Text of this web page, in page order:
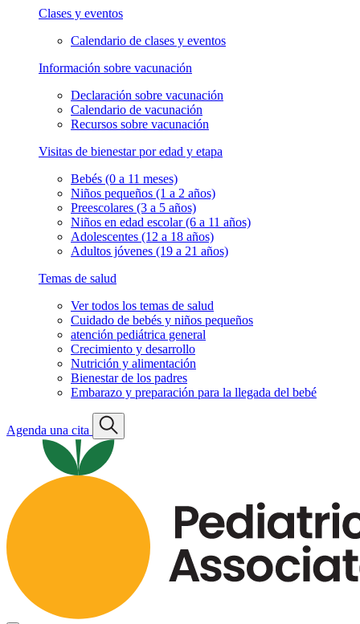
Clases y eventos
Calendario de clases y eventos
Información sobre vacunación
Declaración sobre vacunación
Calendario de vacunación
Recursos sobre vacunación
Visitas de bienestar por edad y etapa
Bebés (0 a 11 meses)
Niños pequeños (1 a 2 años)
Preescolares (3 a 5 años)
Niños en edad escolar (6 a 11 años)
Adolescentes (12 a 18 años)
Adultos jóvenes (19 a 21 años)
Temas de salud
Ver todos los temas de salud
Cuidado de bebés y niños pequeños
atención pediátrica general
Crecimiento y desarrollo
Nutrición y alimentación
Bienestar de los padres
Embarazo y preparación para la llegada del bebé
Agenda una cita